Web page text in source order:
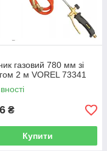
газовий 780 мм зі
2 м VOREL 73341
₴
Купити